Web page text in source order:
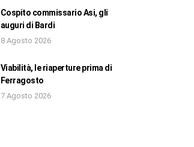
Cospito commissario Asi, gli
auguri di Bardi
8 Agosto 2026
Viabilità, le riaperture prima di
Ferragosto
7 Agosto 2026